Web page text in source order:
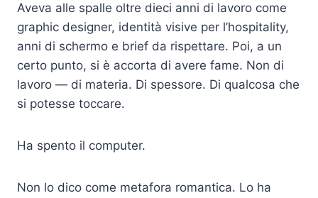
Aveva alle spalle oltre dieci anni di lavoro come
graphic designer, identità visive per l’hospitality,
anni di schermo e brief da rispettare. Poi, a un
certo punto, si è accorta di avere fame. Non di
lavoro — di materia. Di spessore. Di qualcosa che
si potesse toccare.
Ha spento il computer.
Non lo dico come metafora romantica. Lo ha